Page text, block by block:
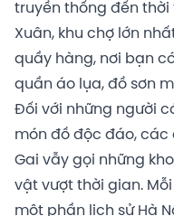
truyền thống đến
Xuân, khu chợ lớn
quầy hàng, nơi bạn
quần áo lụa, đồ sơn
Đối với những người
món đồ độc đáo, các
Gai vẫy gọi những
vật vượt thời gian.
một phần lịch sử Hà